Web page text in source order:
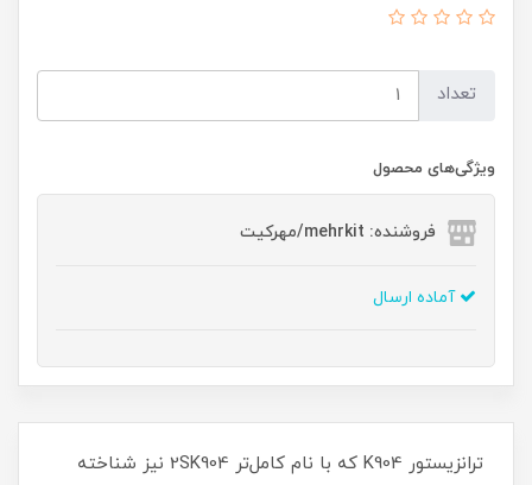
تعداد
ویژگی‌های محصول
فروشنده: mehrkit/مهرکیت
آماده ارسال
ترانزیستور K904 که با نام کامل‌تر 2SK904 نیز شناخته